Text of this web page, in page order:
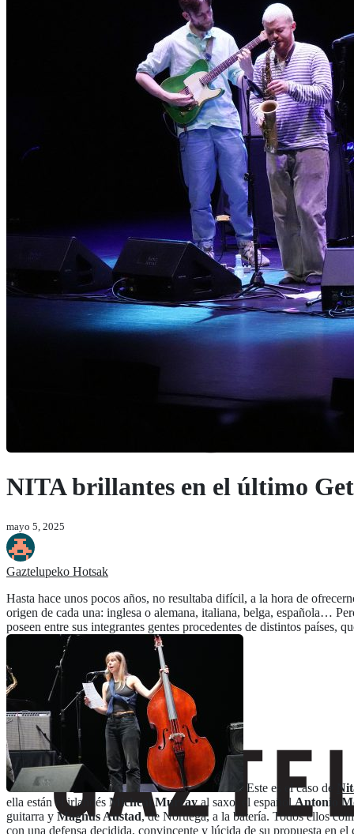
NITA brillantes en el último
mayo 5, 2025
Gaztelupeko Hotsak
Hasta hace unos pocos años, no resultaba difícil, a la hora de
origen de cada una: inglesa o alemana, italiana, belga, española…
poseen entre sus integrantes gentes procedentes de distintos países,
Este es el caso de
ella están el irlandés Micheal Murrayal saxo, el españolAntonio
guitarra y Magnus Austad, de Noruega, a la batería. Todos ellos
con una defensa decidida, convincente y lúcida de su propuesta en